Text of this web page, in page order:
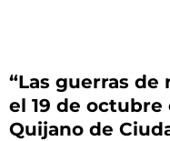
“Las guerras de
el 19 de
Quijano de